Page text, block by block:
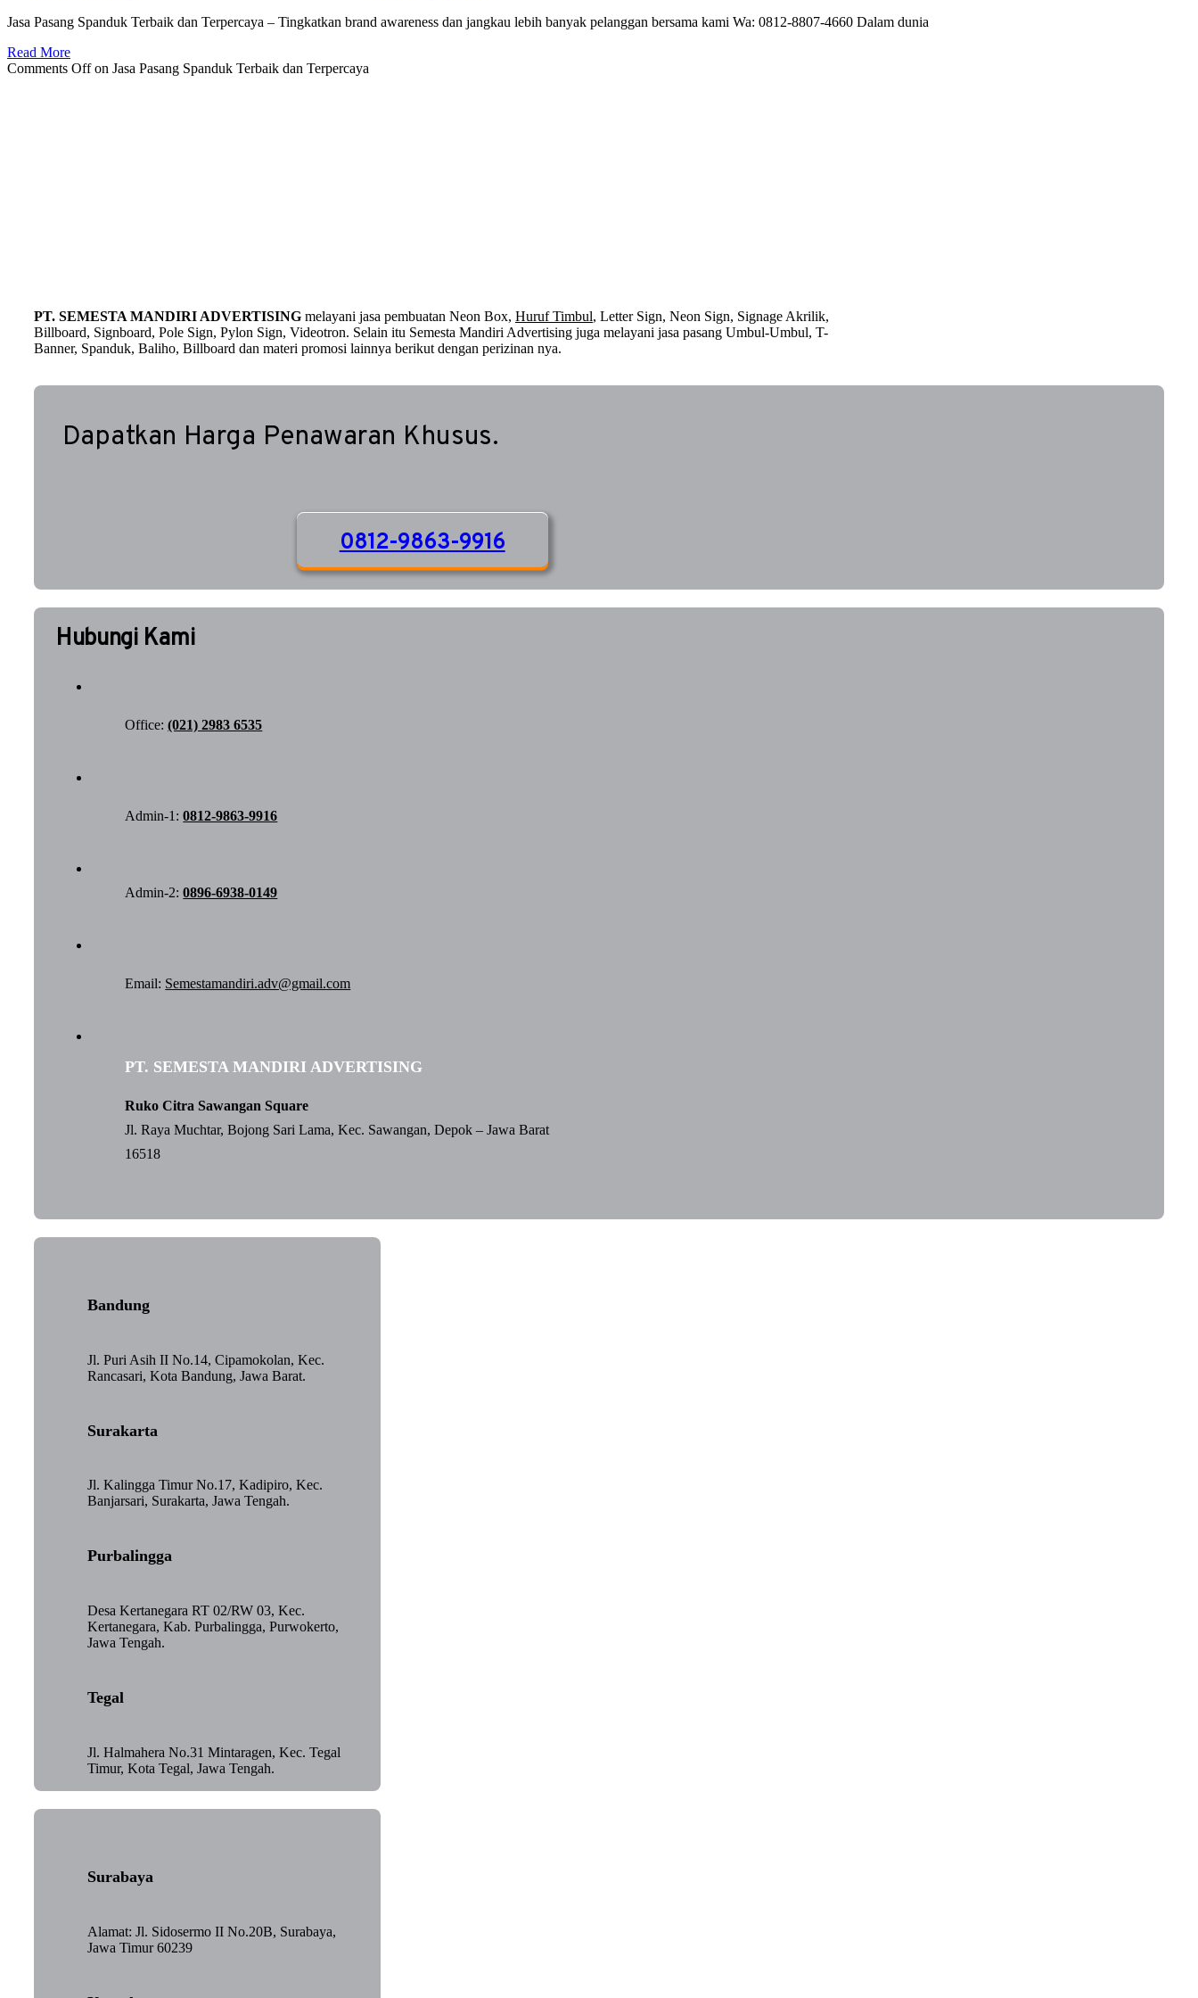
Jasa Pasang Spanduk Terbaik dan Terpercaya – Tingkatkan brand awareness dan jangkau lebih banyak pelanggan bersama kami Wa: 0812-8807-4660 Dalam dunia
Read More
Comments Offon Jasa Pasang Spanduk Terbaik dan Terpercaya
PT. SEMESTA MANDIRI ADVERTISINGmelayani jasa pembuatan Neon Box, Huruf Timbul, Letter Sign, Neon Sign, Signage Akrilik,
Billboard, Signboard, Pole Sign, Pylon Sign, Videotron. Selain itu Semesta Mandiri Advertising juga melayani jasa pasang Umbul-Umbul, T-
Banner, Spanduk, Baliho, Billboard dan materi promosi lainnya berikut dengan perizinan nya.
Dapatkan Harga Penawaran Khusus.
0812-9863-9916
Hubungi Kami
Office:(021) 2983 6535
Admin-1:0812-9863-9916
Admin-2:0896-6938-0149
Email: Semestamandiri.adv@gmail.com
PT. SEMESTA MANDIRI ADVERTISING
Ruko Citra Sawangan Square
Jl. Raya Muchtar, Bojong Sari Lama, Kec. Sawangan, Depok – Jawa Barat
16518
Bandung
Jl. Puri Asih II No.14, Cipamokolan, Kec.
Rancasari, Kota Bandung, Jawa Barat.
Surakarta
Jl. Kalingga Timur No.17, Kadipiro, Kec.
Banjarsari, Surakarta, Jawa Tengah.
Purbalingga
Desa Kertanegara RT 02/RW 03, Kec.
Kertanegara, Kab. Purbalingga, Purwokerto,
Jawa Tengah.
Tegal
Jl. Halmahera No.31 Mintaragen, Kec. Tegal
Timur, Kota Tegal, Jawa Tengah.
Surabaya
Alamat: Jl. Sidosermo II No.20B, Surabaya,
Jawa Timur 60239